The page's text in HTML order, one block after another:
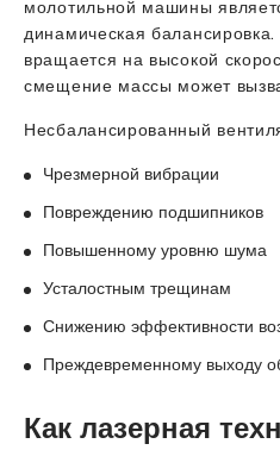
молотильной машины
динамическая балансировка.
вращается на высокой
смещение массы может
Несбалансированный
Чрезмерной вибрации
Повреждению подшипников
Повышенному уровню шума
Усталостным трещинам
Снижению эффективности
Преждевременному выходу
Как лазерная